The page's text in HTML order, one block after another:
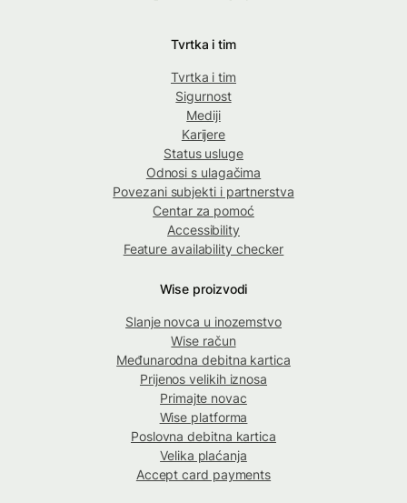
Tvrtka i tim
Tvrtka i tim
Sigurnost
Mediji
Karijere
Status usluge
Odnosi s ulagačima
Povezani subjekti i partnerstva
Centar za pomoć
Accessibility
Feature availability checker
Wise proizvodi
Slanje novca u inozemstvo
Wise račun
Međunarodna debitna kartica
Prijenos velikih iznosa
Primajte novac
Wise platforma
Poslovna debitna kartica
Velika plaćanja
Accept card payments